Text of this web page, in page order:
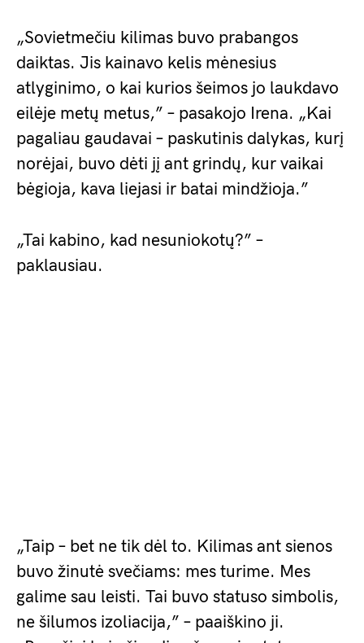
„Sovietmečiu kilimas buvo prabangos
daiktas. Jis kainavo kelis mėnesius
atlyginimo, o kai kurios šeimos jo laukdavo
eilėje metų metus,” – pasakojo Irena. „Kai
pagaliau gaudavai – paskutinis dalykas, kurį
norėjai, buvo dėti jį ant grindų, kur vaikai
bėgioja, kava liejasi ir batai mindžioja.”
„Tai kabino, kad nesuniokotų?” –
paklausiau.
„Taip – bet ne tik dėl to. Kilimas ant sienos
buvo žinutė svečiams: mes turime. Mes
galime sau leisti. Tai buvo statuso simbolis,
ne šilumos izoliacija,” – paaiškino ji.